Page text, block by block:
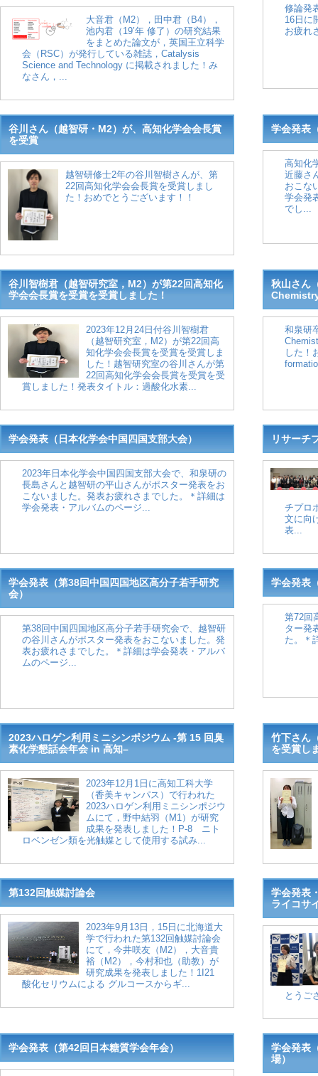
大音君（M2），田中君（B4），
池内君（19’年 修了）の研究結果
をまとめた論文が，英国王立科学
会（RSC）が発行している雑誌，Catalysis
Science and Technology に掲載されました！み
なさん，...
修論発
16日に
お疲れ
谷川さん（越智研・M2）が、高知化学会会長賞
を受賞
越智研修士2年の谷川智樹さんが、第
22回高知化学会会長賞を受賞しまし
た！おめでとうございます！！
学会発表
高知化
近藤さ
おこな
学会発
でし...
谷川智樹君（越智研究室，M2）が第22回高知化
学会会長賞を受賞を受賞しました！
2023年12月24日付谷川智樹君
（越智研究室，M2）が第22回高
知化学会会長賞を受賞を受賞しま
した！越智研究室の谷川さんが第
22回高知化学会会長賞を受賞を受
賞しました！発表タイトル：過酸化水素...
秋山さん
和泉研
した！
学会発表（日本化学会中国四国支部大会）
2023年日本化学会中国四国支部大会で、和泉研の
長島さんと越智研の平山さんがポスター発表をお
こないました。発表お疲れさまでした。＊詳細は
学会発表・アルバムのページ...
リサーチ
チプロ
文に向
表...
学会発表（第38回中国四国地区高分子若手研究
会）
第38回中国四国地区高分子若手研究会で、越智研
の谷川さんがポスター発表をおこないました。発
表お疲れさまでした。＊詳細は学会発表・アルバ
ムのページ...
学会発表
第72回
ター発
た。＊
2023ハロゲン利用ミニシンポジウム -第 15 回臭
素化学懇話会年会 in 高知–
2023年12月1日に高知工科大学
（香美キャンパス）で行われた
2023ハロゲン利用ミニシンポジウ
ムにて，野中結羽（M1）が研究
成果を発表しました！P-8 ニト
ロベンゼン類を光触媒として使用する試み...
竹下さん
を受賞し
第132回触媒討論会
2023年9月13日，15日に北海道大
学で行われた第132回触媒討論会
にて，今井咲友（M2），大音貴
裕（M2），今村和也（助教）が
研究成果を発表しました！1I21
酸化セリウムによる グルコースからギ...
学会発表
ライコサ
とうご
学会発表（第42回日本糖質学会年会）
学会発表
場）